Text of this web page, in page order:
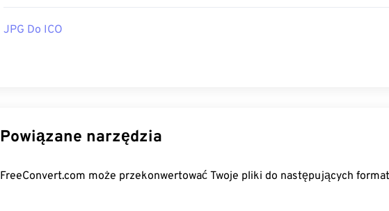
JPG Do ICO
Powiązane narzędzia
FreeConvert.com może przekonwertować Twoje pliki do następujących